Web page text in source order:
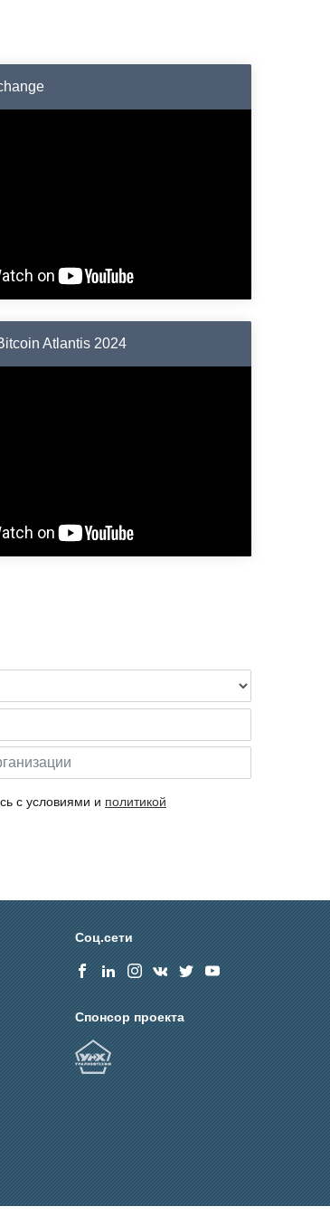
Atlantis 2024
с условиями и политикой
Соц.сети
Спонсор проекта